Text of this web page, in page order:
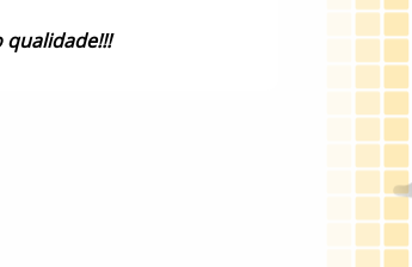
qualidade!!!